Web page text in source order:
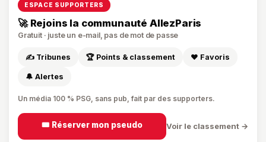
ESPACE SUPPORTERS
🚀 Rejoins la communauté AllezParis
Gratuit · juste un e-mail, pas de mot de passe
✍️ Tribunes 🏆 Points & classement ❤️ Favoris
🔔 Alertes
Un média 100 % PSG, sans pub, fait par des supporters.
🎟️ Réserver mon pseudo Voir le classement →